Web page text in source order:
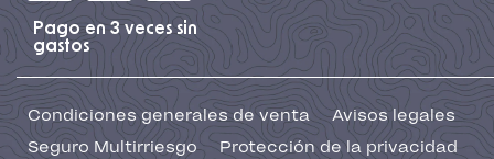
Pago en 3 veces sin
gastos
Condiciones generales de venta
Avisos legales
Seguro Multirriesgo
Protección de la privacidad